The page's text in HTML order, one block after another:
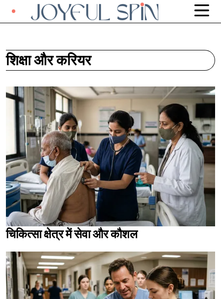
शिक्षा और करियर
चिकित्सा क्षेत्र में सेवा और कौशल